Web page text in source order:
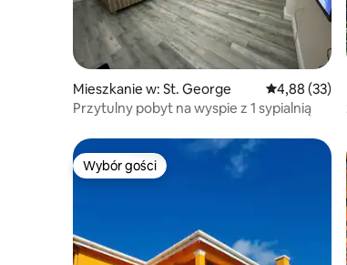
Mieszkanie w: St. George Średnia
4,88 (33)
Przytulny pobyt na wyspie z 1 sypialnią
Wybór gości
Wybór gości